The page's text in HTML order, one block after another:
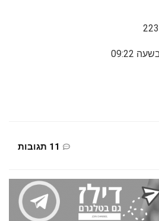
11 תגובות